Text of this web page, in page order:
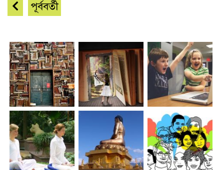
পূর্ববর্তী